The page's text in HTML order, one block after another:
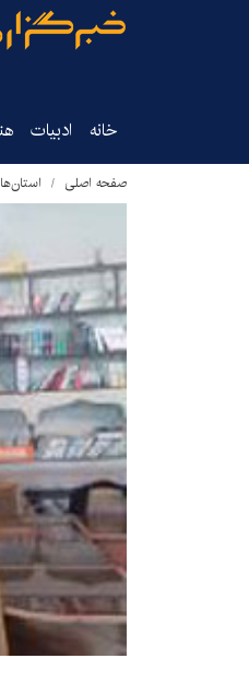
خانه ادبیات
صفحه اصلی استان‌ها